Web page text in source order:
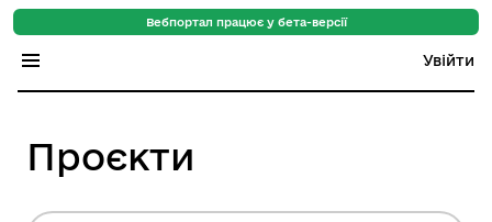
Вебпортал працює у бета-версії
Увійти
Індекс громад
Цифровий путівник
Проєкти